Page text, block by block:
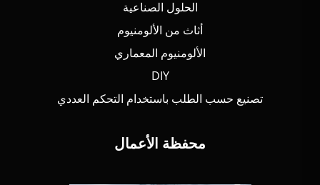
الحلول الصناعية
أثاث من الألومنيوم
الألومنيوم المعماري
DIY
تصنيع حسب الطلب باستخدام التحكم العددي
محفظة الأعمال